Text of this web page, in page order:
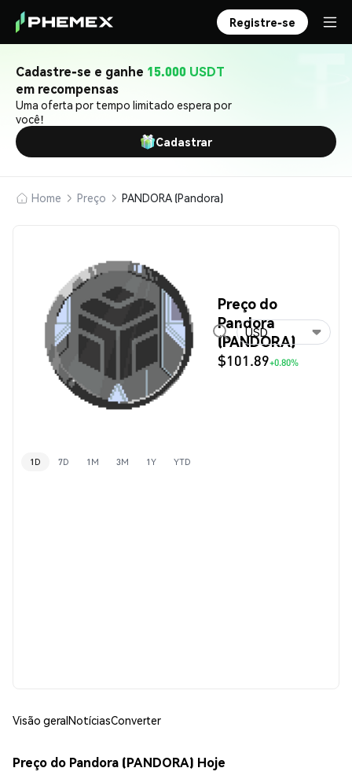
Registre-se
Cadastre-se e ganhe 15.000 USDT
em recompensas
Uma oferta por tempo limitado espera por
você!
Cadastrar
Home Preço PANDORA (Pandora)
Preço do
Pandora
(PANDORA)
$101.89+0.80%
USD
1D 7D 1M 3M 1Y YTD
Visão geralNotíciasConverter
Preço do Pandora (PANDORA) Hoje